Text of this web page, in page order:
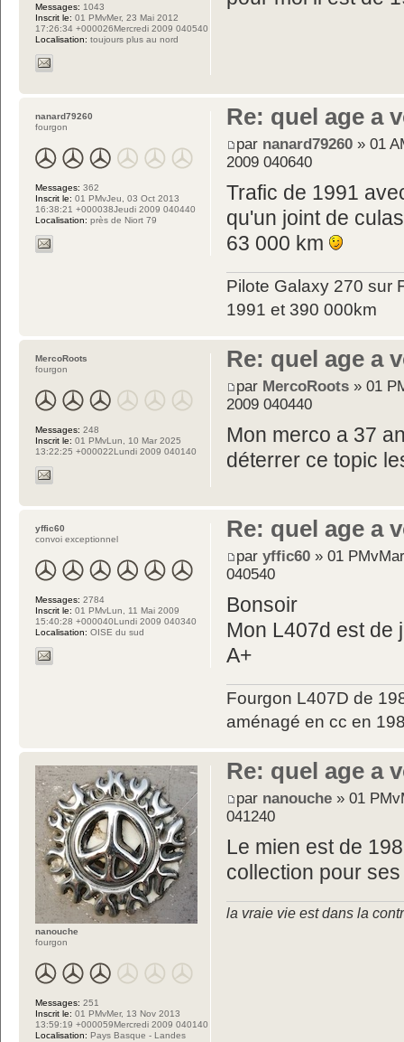
Messages: 1043
Inscrit le: 01 PMvMer, 23 Mai 2012
17:26:34 +000026Mercredi 2009 040540
Localisation: toujours plus au nord
Re: quel age a
par nanard79260 » 01
2009 040640
Trafic de 1991
qu'un joint de
63 000 km
Pilote Galaxy 270 sur
1991 et 390 000km
nanard79260
fourgon
Messages: 362
Inscrit le: 01 PMvJeu, 03 Oct 2013
16:38:21 +000038Jeudi 2009 040440
Localisation: près de Niort 79
Re: quel age a
par MercoRoots » 01
2009 040440
Mon merco a 37
déterrer ce topic
MercoRoots
fourgon
Messages: 248
Inscrit le: 01 PMvLun, 10 Mar 2025
13:22:25 +000022Lundi 2009 040140
Re: quel age a
paryffic60 » 01
040540
Bonsoir
Mon L407d est
A+
Fourgon L407D de
aménagé en cc en
yffic60
convoi exceptionnel
Messages: 2784
Inscrit le: 01 PMvLun, 11 Mai 2009
15:40:28 +000040Lundi 2009 040340
Localisation: OISE du sud
Re: quel age a
par nanouche » 01
041240
Le mien est de
collection pour
la vraie vie est dans la
nanouche
fourgon
Messages: 251
Inscrit le: 01 PMvMer, 13 Nov 2013
13:59:19 +000059Mercredi 2009 040140
Localisation: Pays Basque - Landes